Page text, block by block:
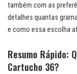
também com as
detalhes quantas
e como essa escolha
Resumo Rápido:
Cartucho 36?